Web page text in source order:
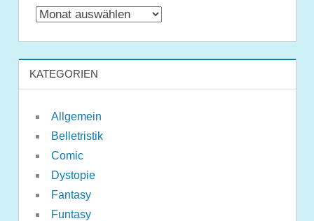
Archiv
KATEGORIEN
Allgemein
Belletristik
Comic
Dystopie
Fantasy
Funtasy